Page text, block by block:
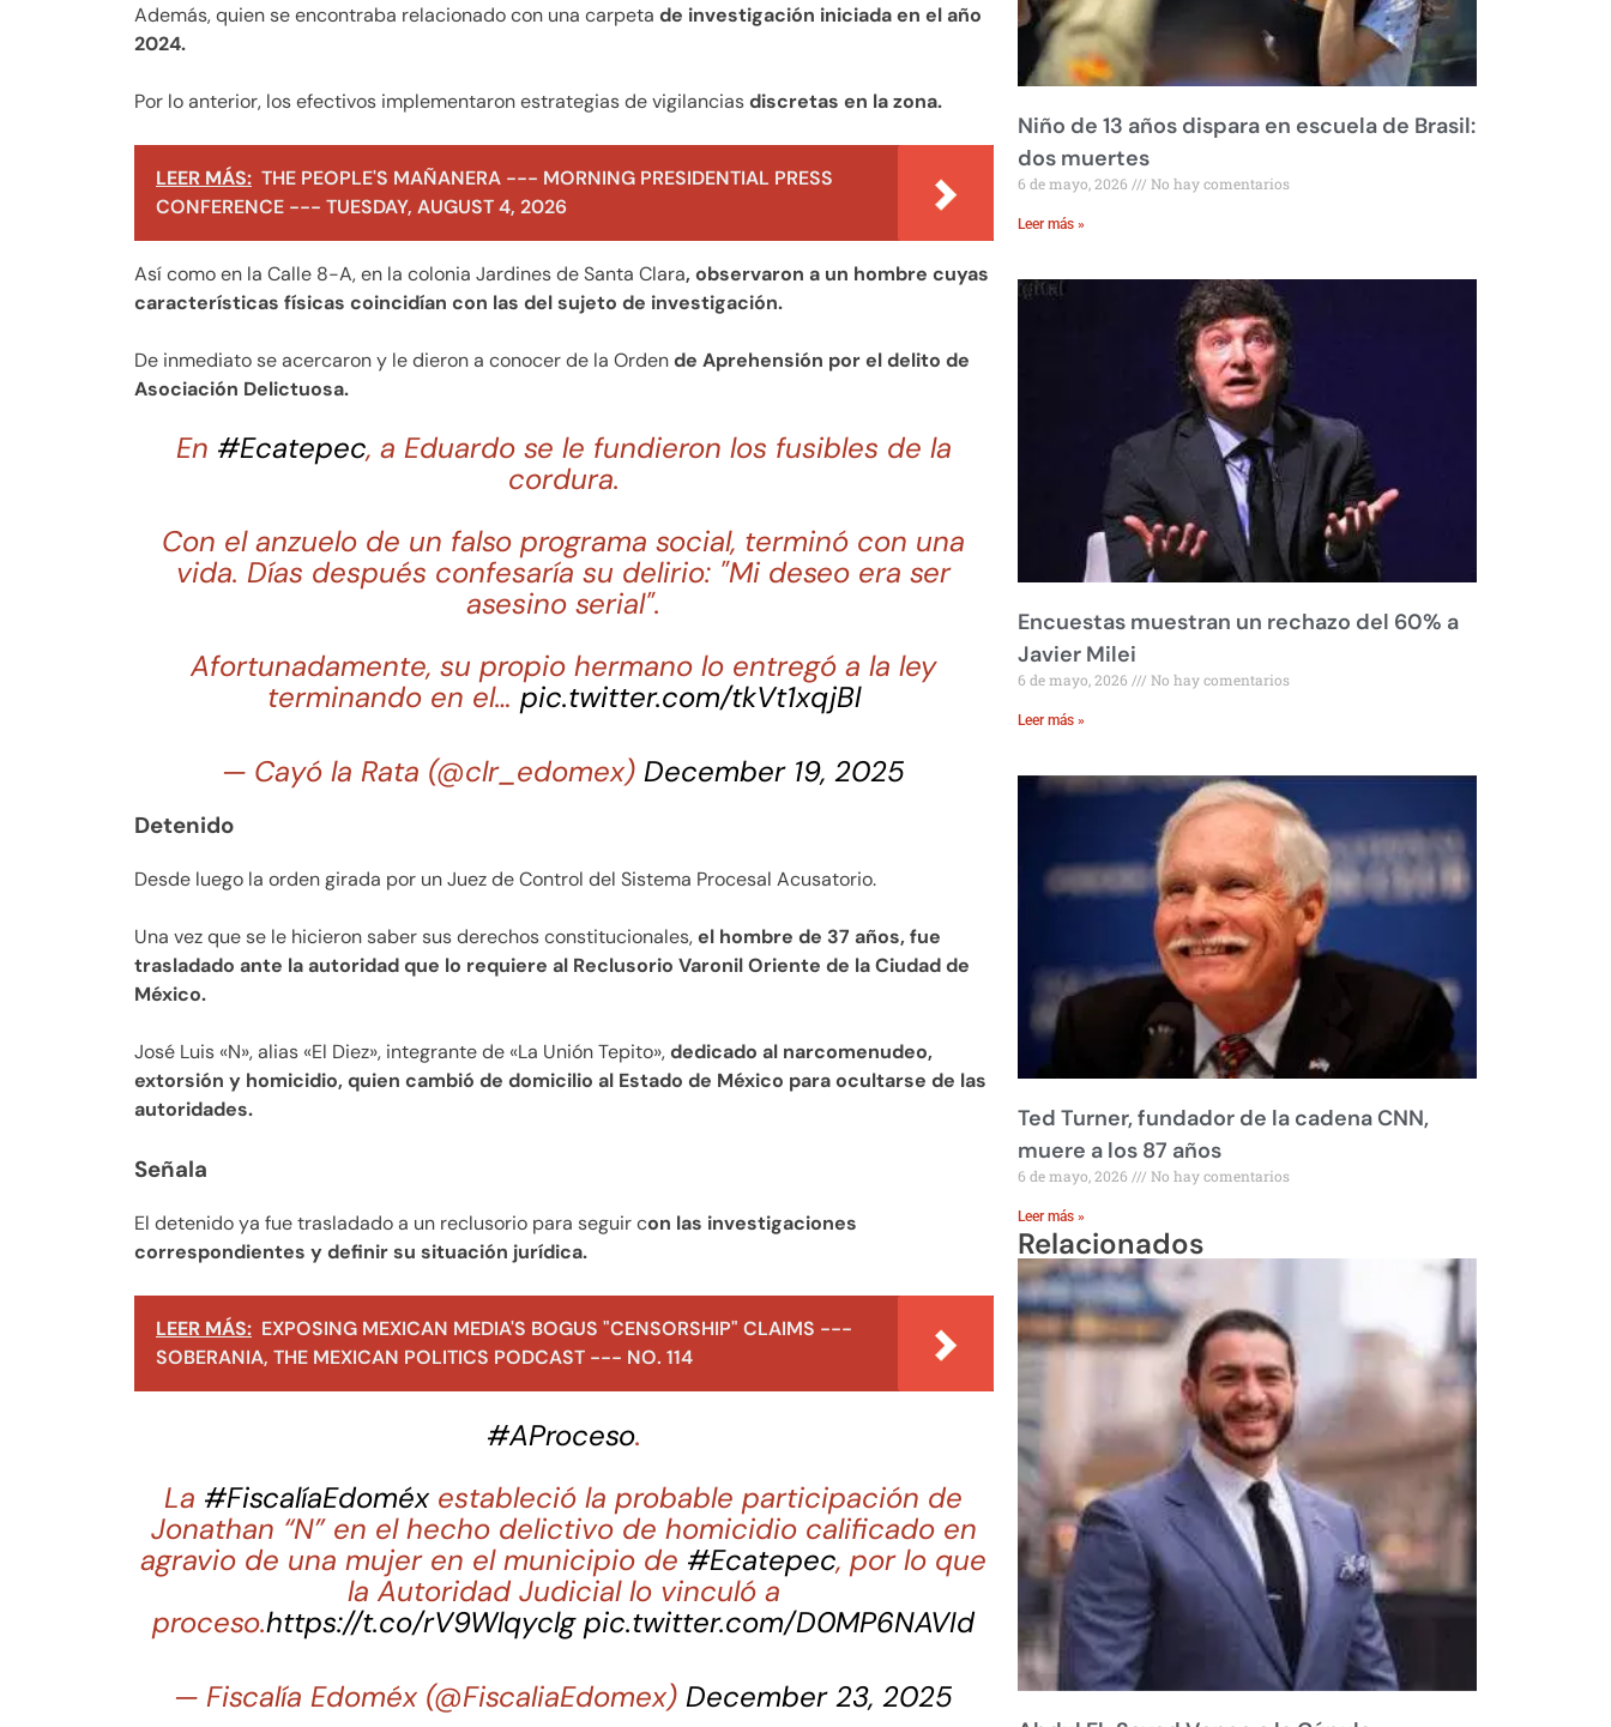
Además, quien se encontraba relacionado con una carpeta de investigación iniciada en el año
2024.
Por lo anterior, los efectivos implementaron estrategias de vigilanciasdiscretas en la zona.
LEER MÁS: THE PEOPLE'S MAÑANERA --- MORNING PRESIDENTIAL PRESS
CONFERENCE --- TUESDAY, AUGUST 4, 2026
Así como en la Calle 8-A, en la colonia Jardines de Santa Clara, observaron a un hombre cuyas
características físicas coincidían con las del sujeto de investigación.
De inmediato se acercaron y le dieron a conocer de la Ordende Aprehensión por el delito de
Asociación Delictuosa.
En #Ecatepec, a Eduardo se le fundieron los fusibles de la
cordura.
​Con el anzuelo de un falso programa social, terminó con una
vida. Días después confesaría su delirio: "Mi deseo era ser
asesino serial".
​Afortunadamente, su propio hermano lo entregó a la ley
terminando en el… pic.twitter.com/tkVt1xqjBl
— Cayó la Rata (@clr_edomex)December 19, 2025
Detenido
Desde luego la orden girada por un Juez de Control del Sistema Procesal Acusatorio.
Una vez que se le hicieron saber sus derechos constitucionales,el hombre de 37 años, fue
trasladado ante la autoridad que lo requiere al Reclusorio Varonil Oriente de la Ciudad de
México.
José Luis «N», alias «El Diez», integrante de «La Unión Tepito»,dedicado al narcomenudeo,
extorsión y homicidio, quien cambió de domicilio al Estado de México para ocultarse de las
autoridades.
Señala
El detenido ya fue trasladado a un reclusorio para seguir con las investigaciones
correspondientes y definir su situación jurídica.
LEER MÁS: EXPOSING MEXICAN MEDIA'S BOGUS "CENSORSHIP" CLAIMS ---
SOBERANIA, THE MEXICAN POLITICS PODCAST --- NO. 114
#AProceso.
La #FiscalíaEdoméxestableció la probable participación de
Jonathan “N” en el hecho delictivo de homicidio calificado en
agravio de una mujer en el municipio de #Ecatepec, por lo que
la Autoridad Judicial lo vinculó a
proceso.https://t.co/rV9Wlqyclg pic.twitter.com/D0MP6NAVId
— Fiscalía Edoméx (@FiscaliaEdomex)December 23, 2025
Niño de 13 años dispara en escuela de Brasil:
dos muertes
6 de mayo, 2026 No hay comentarios
Leer más »
Encuestas muestran un rechazo del 60% a
Javier Milei
6 de mayo, 2026 No hay comentarios
Leer más »
Ted Turner, fundador de la cadena CNN,
muere a los 87 años
6 de mayo, 2026 No hay comentarios
Leer más »
Relacionados